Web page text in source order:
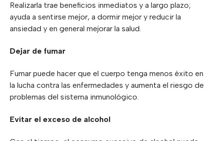
Realizarla trae beneficios inmediatos y a largo plazo;
ayuda a sentirse mejor, a dormir mejor y reducir la
ansiedad y en general mejorar la salud.
Dejar de fumar
Fumar puede hacer que el cuerpo tenga menos éxito en
la lucha contra las enfermedades y aumenta el riesgo de
problemas del sistema inmunológico.
Evitar el exceso de alcohol